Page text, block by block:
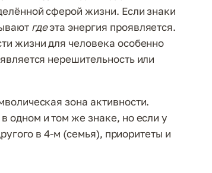
сферой жизни. Если знаки
гдеэта энергия проявляется.
жизни для человека особенно
нерешительность или
зона активности.
одном и том же знаке, но если у
в 4-м (семья), приоритеты и